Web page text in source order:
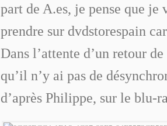
part de A.es, je pense que
prendre sur dvdstorespain
Dans l’attente d’un retour
qu’il n’y ai pas de
d’après Philippe, sur le blu-